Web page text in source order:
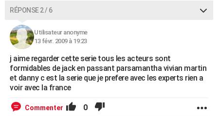
FORUM
Bricolage
Lifestyle
Culture
Sport
Auto
Television
Voyage
Cinema
RÉPONSE 2 / 6
Utilisateur anonyme
13 févr. 2009 à 19:23
j aime regarder cette serie tous les acteurs sont
formidables de jack en passant parsamantha vivian martin
et danny c est la serie que je prefere avec les experts rien a
voir avec la france
Commenter 0